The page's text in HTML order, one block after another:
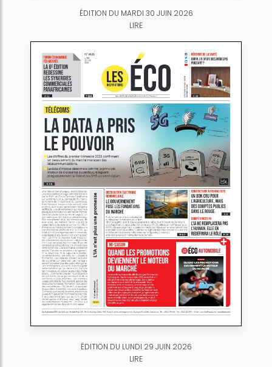
ÉDITION DU MARDI 30 JUIN 2026
LIRE
ÉDITION DU LUNDI 29 JUIN 2026
LIRE